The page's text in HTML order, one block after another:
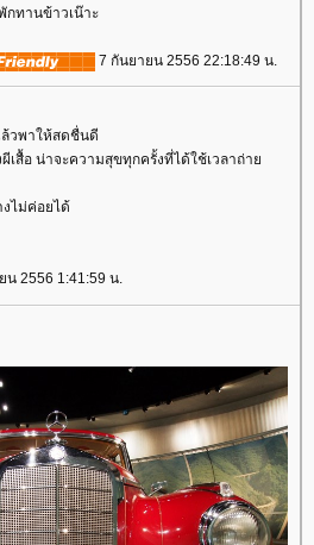
กทานข้าวเน๊าะ
7 กันยายน 2556 22:18:49 น.
วพาให้สดชื่นดี
เสื้อ น่าจะความสุขทุกครั้งที่ได้ใช้เวลาถ่า
ไม่ค่อยได้
น 2556 1:41:59 น.